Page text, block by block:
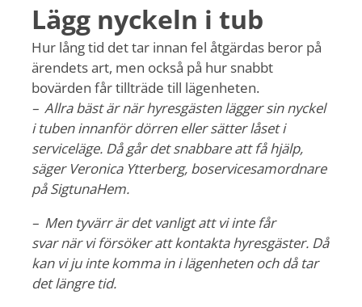
Lägg nyckeln i tub
Hur lång tid det tar innan fel åtgärdas beror på
ärendets art, men också på hur snabbt
bovärden får tillträde till lägenheten.
– Allra bäst är när hyresgästen lägger sin nyckel
i tuben innanför dörren eller sätter låset i
serviceläge. Då går det snabbare att få hjälp,
säger Veronica Ytterberg, boservicesamordnare
på SigtunaHem.
– Men tyvärr är det vanligt att vi inte får
svar när vi försöker att kontakta hyresgäster. Då
kan vi ju inte komma in i lägenheten och då tar
det längre tid.